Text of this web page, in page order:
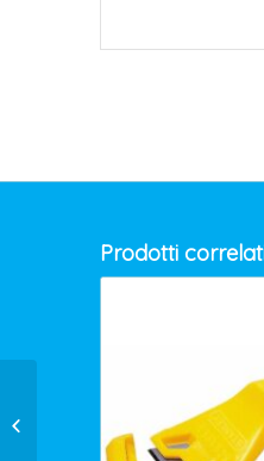
Prodotti
COD.132558